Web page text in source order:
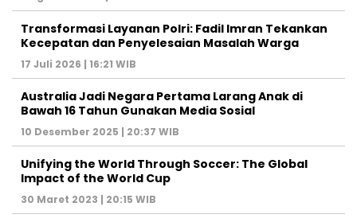
Transformasi Layanan Polri: Fadil Imran Tekankan
Kecepatan dan Penyelesaian Masalah Warga
17 Juli 2026 | 16:21 WIB
Australia Jadi Negara Pertama Larang Anak di
Bawah 16 Tahun Gunakan Media Sosial
10 Desember 2025 | 20:37 WIB
Unifying the World Through Soccer: The Global
Impact of the World Cup
30 Maret 2023 | 20:15 WIB